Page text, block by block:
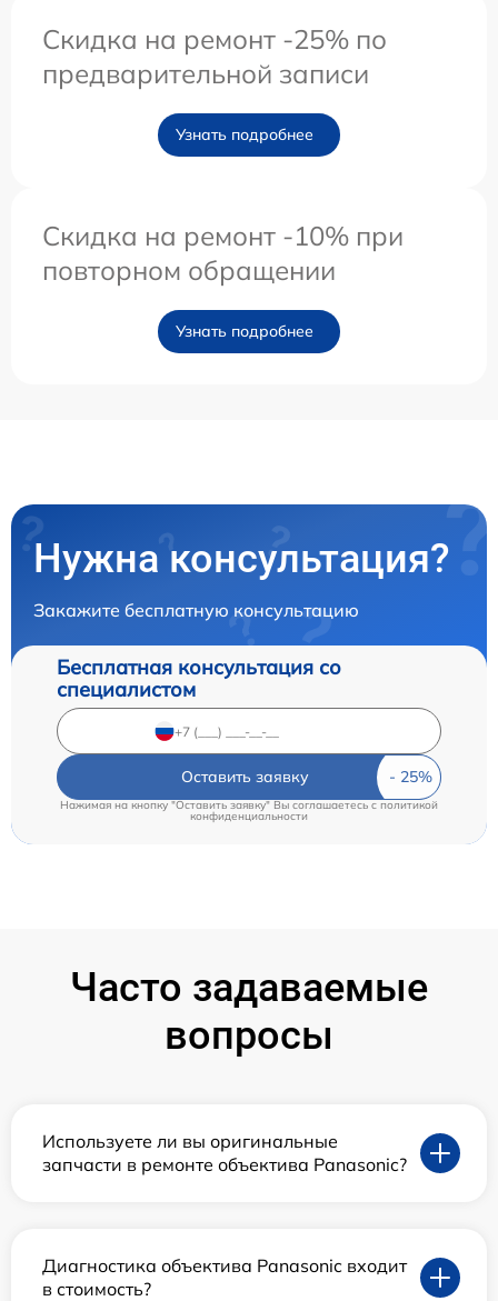
Скидка на ремонт -25% по
предварительной записи
Узнать подробнее
Скидка на ремонт -10% при
повторном обращении
Узнать подробнее
Нужна консультация?
Закажите бесплатную консультацию
Бесплатная консультация со
специалистом
Оставить заявку
Нажимая на кнопку "Оставить заявку" Вы соглашаетесь cполитикой
конфиденциальности
Часто задаваемые
вопросы
Используете ли вы оригинальные
запчасти в ремонте объектива Panasonic?
Диагностика объектива Panasonic входит
в стоимость?